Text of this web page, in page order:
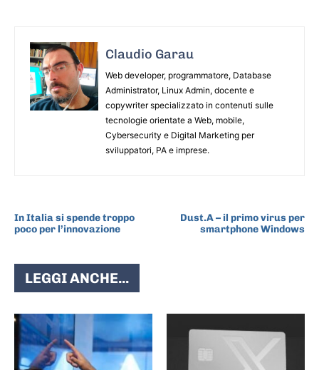
Claudio Garau
Web developer, programmatore, Database
Administrator, Linux Admin, docente e
copywriter specializzato in contenuti sulle
tecnologie orientate a Web, mobile,
Cybersecurity e Digital Marketing per
sviluppatori, PA e imprese.
In Italia si spende troppo
poco per l’innovazione
Dust.A – il primo virus per
smartphone Windows
LEGGI ANCHE...